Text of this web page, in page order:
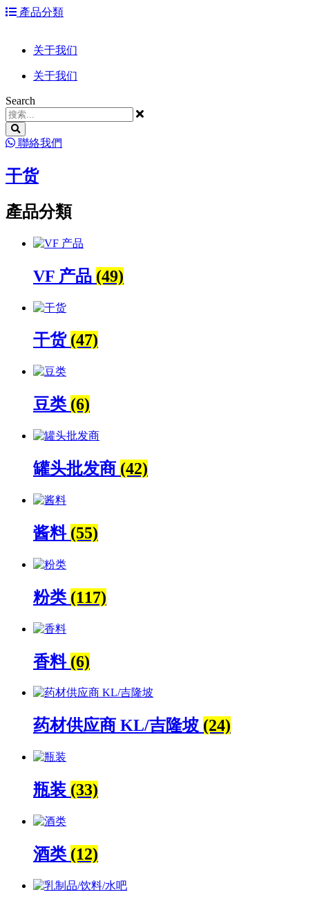
跳 產品分類
关于我们
关于我们
Search
聯絡我們
干货
產品分類
VF 产品 (49)
干货 (47)
豆类 (6)
罐头批发商 (42)
酱料 (55)
粉类 (117)
香料 (6)
药材供应商 KL/吉隆坡 (24)
瓶装 (33)
酒类 (12)